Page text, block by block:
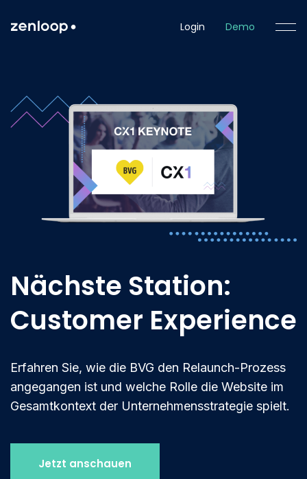
Login Demo
Nächste Station:
Customer Experience
Erfahren Sie, wie die BVG den Relaunch-Prozess
angegangen ist und welche Rolle die Website im
Gesamtkontext der Unternehmensstrategie spielt.
Jetzt anschauen